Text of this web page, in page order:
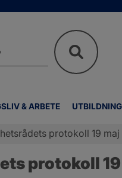
& ARBETE
protokoll 19 maj
protokoll